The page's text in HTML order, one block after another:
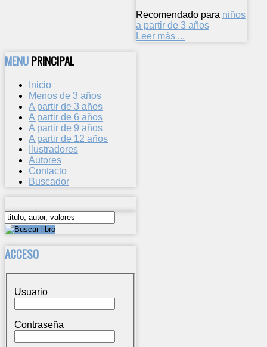
Recomendado para niños
a partir de 3 años
Leer más ...
MENUPRINCIPAL
Inicio
Menos de 3 años
A partir de 3 años
A partir de 6 años
A partir de 9 años
A partir de 12 años
Ilustradores
Autores
Contacto
Buscador
ACCESO
Usuario
Contraseña